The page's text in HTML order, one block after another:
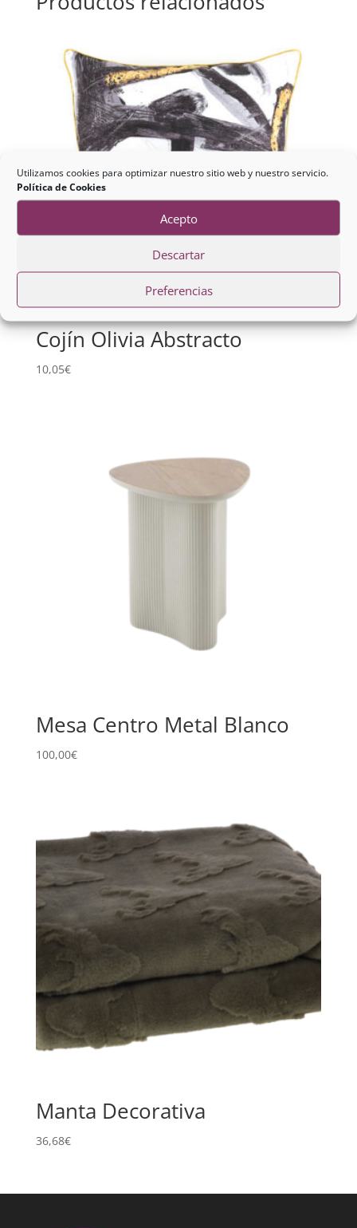
Utilizamos cookies para optimizar nuestro sitio web y nuestro servicio.
Política de Cookies
Acepto
Descartar
Preferencias
Cojín Olivia Abstracto
10,05€
Mesa Centro Metal Blanco
100,00€
Manta Decorativa
36,68€